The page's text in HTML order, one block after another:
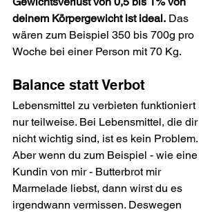
deinem Körpergewicht ist ideal. Das
wären zum Beispiel 350 bis 700g pro
Woche bei einer Person mit 70 Kg.
Balance statt Verbot
Lebensmittel zu verbieten funktioniert
nur teilweise. Bei Lebensmittel, die dir
nicht wichtig sind, ist es kein Problem.
Aber wenn du zum Beispiel - wie eine
Kundin von mir - Butterbrot mir
Marmelade liebst, dann wirst du es
irgendwann vermissen. Deswegen